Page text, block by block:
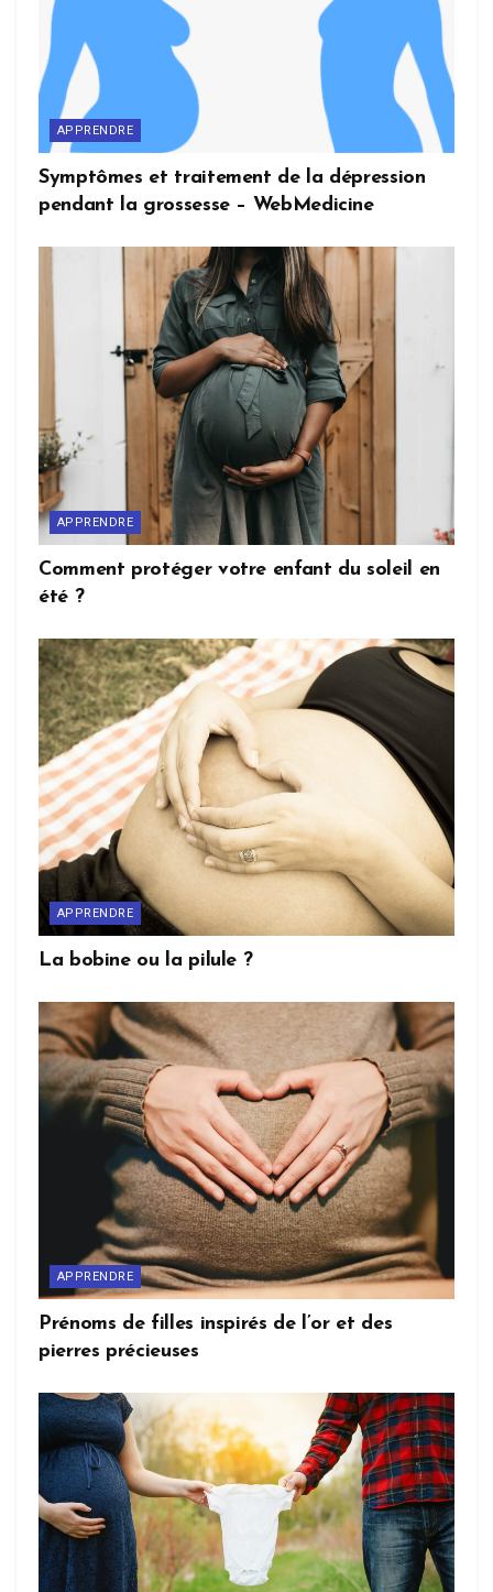
APPRENDRE
Symptômes et traitement de la dépression
pendant la grossesse – WebMedicine
APPRENDRE
Comment protéger votre enfant du soleil en
été ?
APPRENDRE
La bobine ou la pilule ?
APPRENDRE
Prénoms de filles inspirés de l’or et des
pierres précieuses